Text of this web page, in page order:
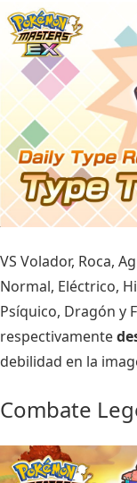
VS Volador, Roca,
Normal, Eléctrico,
Psíquico, Dragón y
respectivamente
debilidad en la
Combate